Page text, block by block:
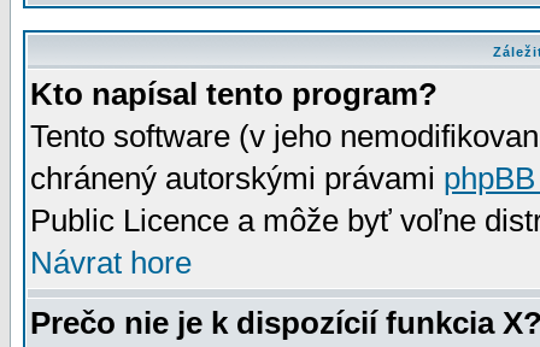
Kto napísal tento program?
Tento software (v jeho
chránený autorskými právami
Public Licence a môže byť voľne
Návrat hore
Prečo nie je k dispozícií funkcia